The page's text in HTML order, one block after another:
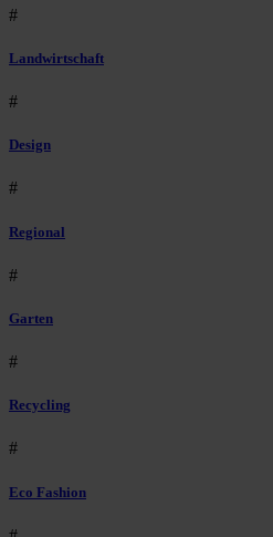
#
Landwirtschaft
#
Design
#
Regional
#
Garten
#
Recycling
#
Eco Fashion